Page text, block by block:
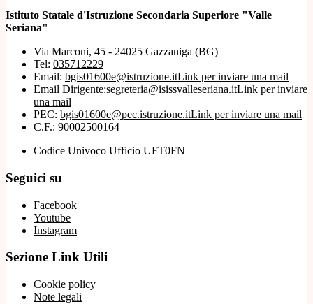
Istituto Statale d'Istruzione Secondaria Superiore "Valle
Seriana"
Via Marconi, 45 - 24025 Gazzaniga (BG)
Tel: 035712229
Email: bgis01600e@istruzione.itLink per inviare una mail
Email Dirigente:segreteria@isissvalleseriana.itLink per inviare
una mail
PEC: bgis01600e@pec.istruzione.itLink per inviare una mail
C.F.: 90002500164
Codice Univoco Ufficio UFT0FN
Seguici su
Facebook
Youtube
Instagram
Sezione Link Utili
Cookie policy
Note legali